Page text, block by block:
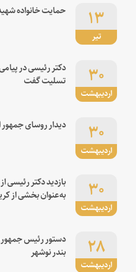
تیر
۱۳ حمایت خانواده
اردیبهشت
۳۰
دکتر رئیسی در
تسلیت گفت
اردیبهشت
۳۰ دیدار روسای جمهور
اردیبهشت
۳۰
بازدید دکتر رئیسی
به‌عنوان بخشی از
اردیبهشت
۲۸
دستور رئیس
بندر نوشهر